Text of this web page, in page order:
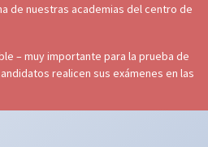
de nuestras academias del centro de
– muy importante para la prueba de
realicen sus exámenes en las